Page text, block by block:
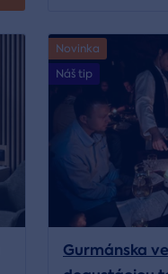
Novinka
Náš tip
Gurmánska